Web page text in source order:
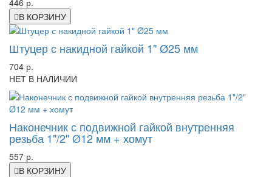
В КОРЗИНУ
Штуцер с накидной гайкой 1" Ø25 мм
704 р.
НЕТ В НАЛИЧИИ
Наконечник с подвижной гайкой внутренняя
резьба 1"/2" Ø12 мм + хомут
557 р.
В КОРЗИНУ